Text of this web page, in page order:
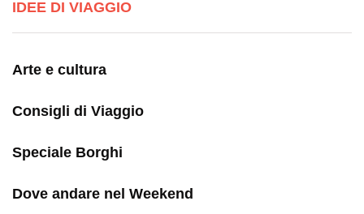
IDEE DI VIAGGIO
Arte e cultura
Consigli di Viaggio
Speciale Borghi
Dove andare nel Weekend